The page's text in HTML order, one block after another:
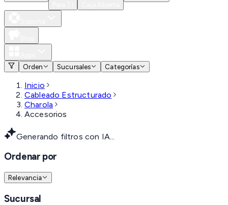
Orden
Sucursales Categorías
Inicio
Cableado Estructurado
Charola
Accesorios
Generando filtros con IA...
Ordenar por
Relevancia
Sucursal